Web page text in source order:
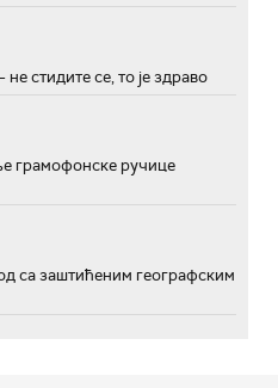
стидите се, то је здраво
грамофонске ручице
са заштићеним географским